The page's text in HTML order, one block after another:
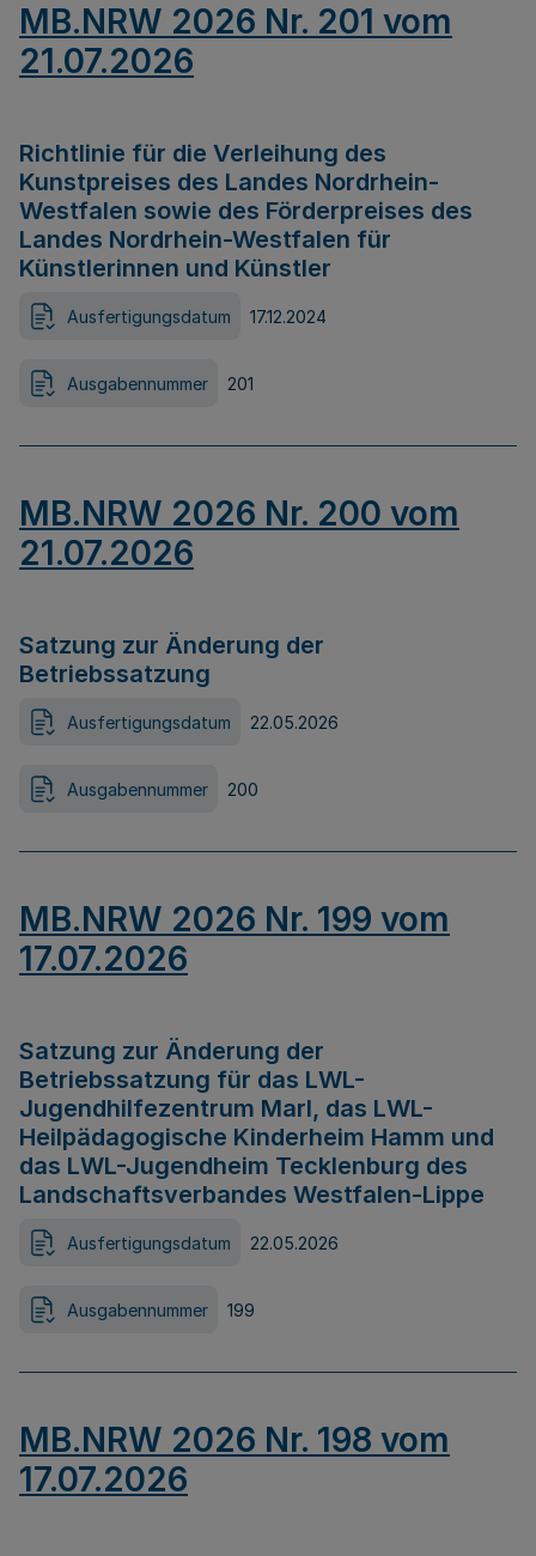
MB.NRW 2026 Nr. 201 vom
21.07.2026
Richtlinie für die Verleihung des
Kunstpreises des Landes Nordrhein-
Westfalen sowie des Förderpreises des
Landes Nordrhein-Westfalen für
Künstlerinnen und Künstler
Ausfertigungsdatum 17.12.2024
Ausgabennummer 201
MB.NRW 2026 Nr. 200 vom
21.07.2026
Satzung zur Änderung der
Betriebssatzung
Ausfertigungsdatum 22.05.2026
Ausgabennummer 200
MB.NRW 2026 Nr. 199 vom
17.07.2026
Satzung zur Änderung der
Betriebssatzung für das LWL-
Jugendhilfezentrum Marl, das LWL-
Heilpädagogische Kinderheim Hamm und
das LWL-Jugendheim Tecklenburg des
Landschaftsverbandes Westfalen-Lippe
Ausfertigungsdatum 22.05.2026
Ausgabennummer 199
MB.NRW 2026 Nr. 198 vom
17.07.2026